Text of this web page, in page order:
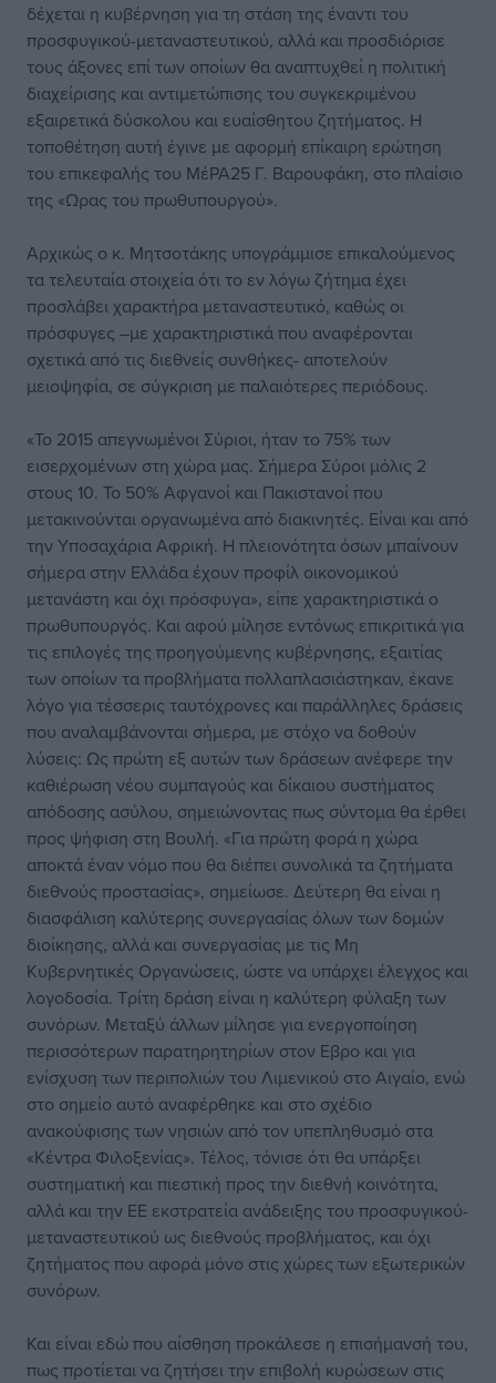
δέχεται η κυβέρνηση για τη στάση της έναντι του
προσφυγικού-μεταναστευτικού, αλλά και προσδιόρισε
τους άξονες επί των οποίων θα αναπτυχθεί η πολιτική
διαχείρισης και αντιμετώπισης του συγκεκριμένου
εξαιρετικά δύσκολου και ευαίσθητου ζητήματος. Η
τοποθέτηση αυτή έγινε με αφορμή επίκαιρη ερώτηση
του επικεφαλής του ΜέΡΑ25 Γ. Βαρουφάκη, στο πλαίσιο
της «Ωρας του πρωθυπουργού».
Αρχικώς ο κ. Μητσοτάκης υπογράμμισε επικαλούμενος
τα τελευταία στοιχεία ότι το εν λόγω ζήτημα έχει
προσλάβει χαρακτήρα μεταναστευτικό, καθώς οι
πρόσφυγες –με χαρακτηριστικά που αναφέρονται
σχετικά από τις διεθνείς συνθήκες- αποτελούν
μειοψηφία, σε σύγκριση με παλαιότερες περιόδους.
«Το 2015 απεγνωμένοι Σύριοι, ήταν το 75% των
εισερχομένων στη χώρα μας. Σήμερα Σύροι μόλις 2
στους 10. Το 50% Αφγανοί και Πακιστανοί που
μετακινούνται οργανωμένα από διακινητές. Είναι και από
την Υποσαχάρια Αφρική. Η πλειονότητα όσων μπαίνουν
σήμερα στην Ελλάδα έχουν προφίλ οικονομικού
μετανάστη και όχι πρόσφυγα», είπε χαρακτηριστικά ο
πρωθυπουργός. Και αφού μίλησε εντόνως επικριτικά για
τις επιλογές της προηγούμενης κυβέρνησης, εξαιτίας
των οποίων τα προβλήματα πολλαπλασιάστηκαν, έκανε
λόγο για τέσσερις ταυτόχρονες και παράλληλες δράσεις
που αναλαμβάνονται σήμερα, με στόχο να δοθούν
λύσεις: Ως πρώτη εξ αυτών των δράσεων ανέφερε την
καθιέρωση νέου συμπαγούς και δίκαιου συστήματος
απόδοσης ασύλου, σημειώνοντας πως σύντομα θα έρθει
προς ψήφιση στη Βουλή. «Για πρώτη φορά η χώρα
αποκτά έναν νόμο που θα διέπει συνολικά τα ζητήματα
διεθνούς προστασίας», σημείωσε. Δεύτερη θα είναι η
διασφάλιση καλύτερης συνεργασίας όλων των δομών
διοίκησης, αλλά και συνεργασίας με τις Μη
Κυβερνητικές Οργανώσεις, ώστε να υπάρχει έλεγχος και
λογοδοσία. Τρίτη δράση είναι η καλύτερη φύλαξη των
συνόρων. Μεταξύ άλλων μίλησε για ενεργοποίηση
περισσότερων παρατηρητηρίων στον Εβρο και για
ενίσχυση των περιπολιών του Λιμενικού στο Αιγαίο, ενώ
στο σημείο αυτό αναφέρθηκε και στο σχέδιο
ανακούφισης των νησιών από τον υπεπληθυσμό στα
«Κέντρα Φιλοξενίας». Τέλος, τόνισε ότι θα υπάρξει
συστηματική και πιεστική προς την διεθνή κοινότητα,
αλλά και την ΕΕ εκστρατεία ανάδειξης του προσφυγικού-
μεταναστευτικού ως διεθνούς προβλήματος, και όχι
ζητήματος που αφορά μόνο στις χώρες των εξωτερικών
συνόρων.
Και είναι εδώ που αίσθηση προκάλεσε η επισήμανσή του,
πως προτίεται να ζητήσει την επιβολή κυρώσεων στις